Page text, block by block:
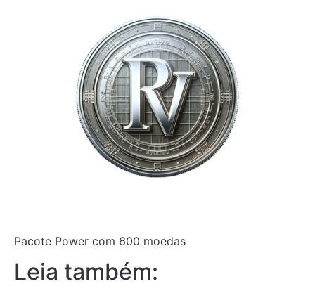
Pacote Power com 600 moedas
Leia também: